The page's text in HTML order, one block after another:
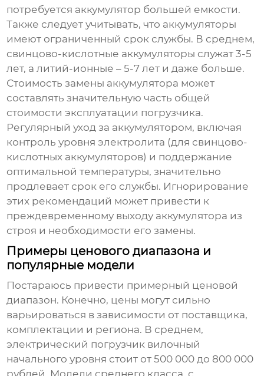
потребуется аккумулятор большей емкости.
Также следует учитывать, что аккумуляторы
имеют ограниченный срок службы. В среднем,
свинцово-кислотные аккумуляторы служат 3-5
лет, а литий-ионные – 5-7 лет и даже больше.
Стоимость замены аккумулятора может
составлять значительную часть общей
стоимости эксплуатации погрузчика.
Регулярный уход за аккумулятором, включая
контроль уровня электролита (для свинцово-
кислотных аккумуляторов) и поддержание
оптимальной температуры, значительно
продлевает срок его службы. Игнорирование
этих рекомендаций может привести к
преждевременному выходу аккумулятора из
строя и необходимости его замены.
Примеры ценового диапазона и
популярные модели
Постараюсь привести примерный ценовой
диапазон. Конечно, цены могут сильно
варьироваться в зависимости от поставщика,
комплектации и региона. В среднем,
электрический погрузчик вилочный
начального уровня стоит от 500 000 до 800 000
рублей. Модели среднего класса, с